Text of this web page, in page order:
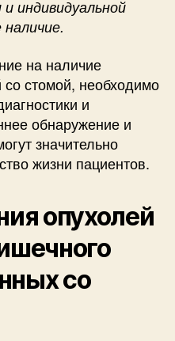
индивидуальной
на наличие
стомой, необходимо
и
обнаружение и
значительно
жизни пациентов.
опухолей
со